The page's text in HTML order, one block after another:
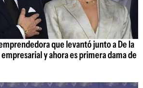
que levantó junto a De la
y ahora es primera dama de